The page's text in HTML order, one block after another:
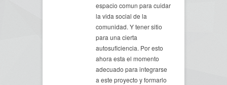
espacio comun para cuidar
la vida social de la
comunidad. Y tener sitio
para una cierta
autosuficiencia. Por esto
ahora esta el momento
adecuado para integrarse
a este proyecto y formarlo